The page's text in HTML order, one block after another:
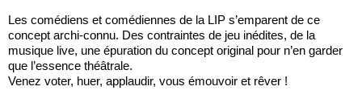
Les comédiens et comédiennes de la LIP s’emparent de ce
concept archi-connu. Des contraintes de jeu inédites, de la
musique live, une épuration du concept original pour n’en garder
que l’essence théâtrale.
Venez voter, huer, applaudir, vous émouvoir et rêver !